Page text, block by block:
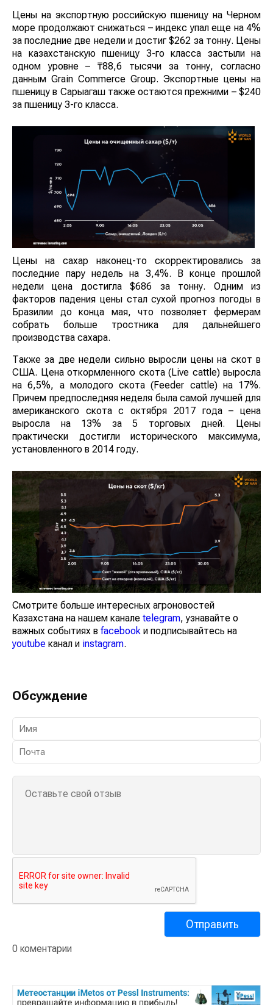
Цены на экспортную российскую пшеницу на Черном
море продолжают снижаться – индекс упал еще на 4%
за последние две недели и достиг $262 за тонну. Цены
на казахстанскую пшеницу 3-го класса застыли на
одном уровне – ₸88,6 тысячи за тонну, согласно
данным Grain Commerce Group. Экспортные цены на
пшеницу в Сарыагаш также остаются прежними – $240
за пшеницу 3-го класса.
Цены на сахар наконец-то скорректировались за
последние пару недель на 3,4%. В конце прошлой
недели цена достигла $686 за тонну. Одним из
факторов падения цены стал сухой прогноз погоды в
Бразилии до конца мая, что позволяет фермерам
собрать больше тростника для дальнейшего
производства сахара.
Также за две недели сильно выросли цены на скот в
США. Цена откормленного скота (Live cattle) выросла
на 6,5%, а молодого скота (Feeder cattle) на 17%.
Причем предпоследняя неделя была самой лучшей для
американского скота с октября 2017 года – цена
выросла на 13% за 5 торговых дней. Цены
практически достигли исторического максимума,
установленного в 2014 году.
Смотрите больше интересных агроновостей
Казахстана на нашем канале telegram, узнавайте о
важных событиях в facebook и подписывайтесь на
youtube канал и instagram.
Обсуждение
0 коментарии